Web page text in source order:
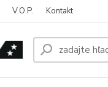
V.O.P. Kontakt